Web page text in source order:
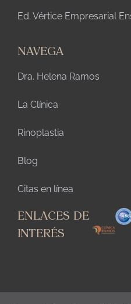
Ed. Vértice Empresarial
NAVEGA
Dra. Helena Ramos
La Clínica
Rinoplastia
Blog
Citas en línea
ENLACES DE
INTERÉS